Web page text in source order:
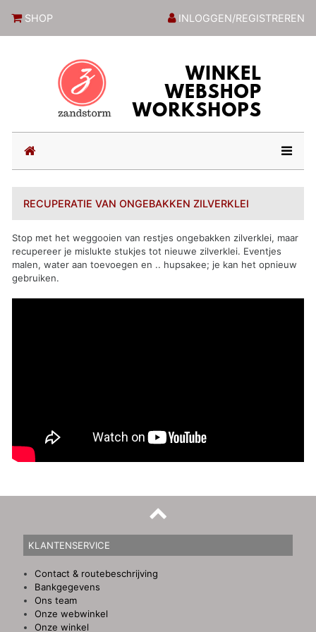
SHOP INLOGGEN/REGISTREREN
(current)
RECUPERATIE VAN ONGEBAKKEN ZILVERKLEI
Stop met het weggooien van restjes ongebakken zilverklei, maar
recupereer je mislukte stukjes tot nieuwe zilverklei. Eventjes
malen, water aan toevoegen en .. hupsakee; je kan het opnieuw
gebruiken.
KLANTENSERVICE
Contact & routebeschrijving
Bankgegevens
Ons team
Onze webwinkel
Onze winkel